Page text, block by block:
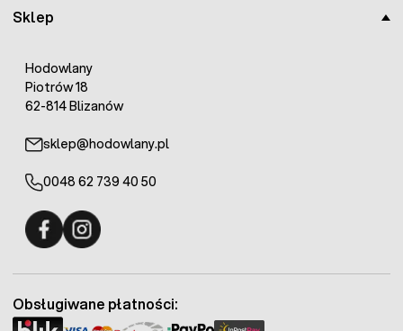
Sklep
Hodowlany
Piotrów 18
62-814 Blizanów
sklep@hodowlany.pl
0048 62 739 40 50
Obsługiwane płatności: